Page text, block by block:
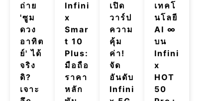
ถ่าย
'ซูม
ดวง
อาทิต
ย์' ได้
จริง
ดิ?
เจาะ
Infini
x
Smar
t 10
Plus:
มือถือ
ราคา
หลัก
เปิด
วาร์ป
ความ
คุ้ม
ค่า!
จัด
อันดับ
Infini
เทคโ
นโลยี
AI ∞
บน
Infini
x
HOT
50